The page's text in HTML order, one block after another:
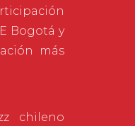
Bogotá y
más
chileno